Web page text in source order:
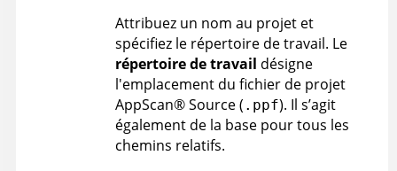
Attribuez un nom au projet et
spécifiez le répertoire de travail. Le
répertoire de travail désigne
l'emplacement du fichier de projet
AppScan®Source( .ppf). Il s’agit
également de la base pour tous les
chemins relatifs.